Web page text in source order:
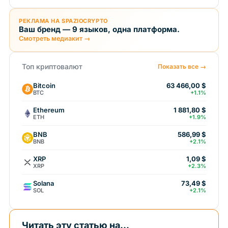
РЕКЛАМА НА SPAZIOCRYPTO
Ваш бренд — 9 языков, одна платформа.
Смотреть медиакит →
Топ криптовалют Показать все →
Bitcoin
BTC
63 466,00 $
+1.1%
Ethereum
ETH
1 881,80 $
+1.9%
BNB
BNB
586,99 $
+2.1%
XRP
XRP
1,09 $
+2.3%
Solana
SOL
73,49 $
+2.1%
Читать эту статью на...